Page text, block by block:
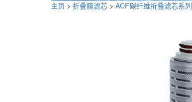
主页 > 折叠膜滤芯 > ACF碳纤维折叠滤芯系列